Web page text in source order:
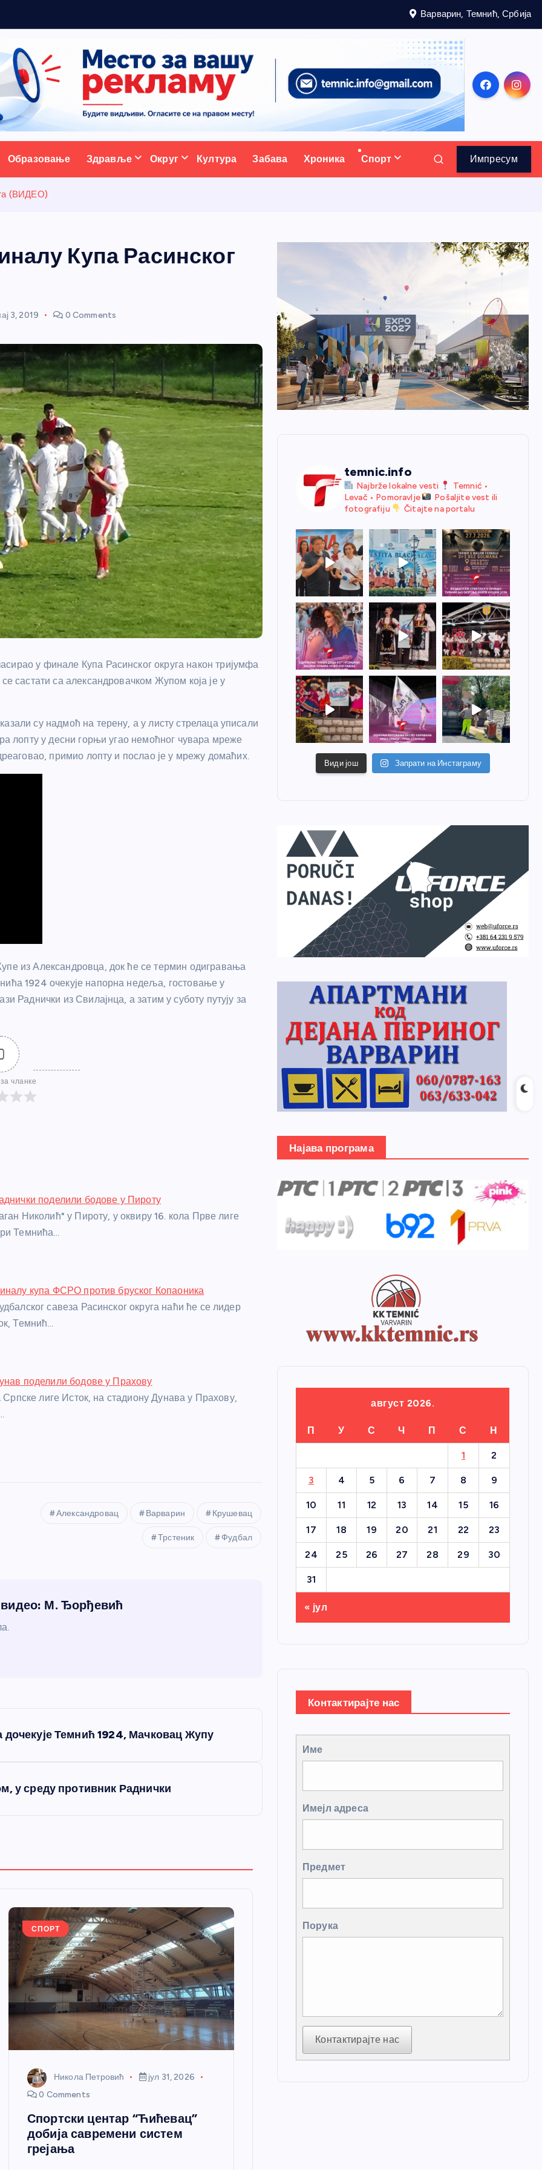
Варварин, Темнић, Србија
портал
Образовање Здравље Округ Култура Забава Хроника Спорт Импресум
(ВИДЕО)
Купа Расинског
3, 2019 0 Comments
у финале Купа Расинског округа након тријумфа
састати са александровачком Жупом која је у
су надмоћ на терену, а у листу стрелаца уписали
лопту у десни горњи угао немоћног чувара мреже
примио лопту и послао је у мрежу домаћих.
из Александровца, док ће се термин одигравања
1924 очекује напорна недеља, гостовање у
Раднички из Свилајнца, а затим у суботу путују за
чланке
поделили бодове у Пироту
Николић" у Пироту, у оквиру 16. кола Прве лиге
Темнића…
купа ФСРО против бруског Копаоника
савеза Расинског округа наћи ће се лидер
Темнић…
поделили бодове у Прахову
Српске лиге Исток, на стадиону Дунава у Прахову,
Александровац Варварин Крушевац
Трстеник Фудбал
М. Ђорђевић
Темнић 1924, Мачковац Жупу
у среду противник Раднички
СПОРТ
Никола Петровић
јул 31, 2026
0 Comments
Спортски центар “Ћићевац”
добија савремени систем
грејања
temnic.info
Najbrže lokalne vesti
Temnić •
Levač • Pomoravlje
Pošaljite vest ili
fotografiju
Čitajte na portalu
Види још Запрати на Инстаграму
Најава програма
август 2026.
П У С Ч П С Н
1 2
3 4 5 6 7 8 9
10 11 12 13 14 15 16
17 18 19 20 21 22 23
24 25 26 27 28 29 30
31
« јул
Контактирајте нас
Име
Имејл адреса
Предмет
Порука
Контактирајте нас